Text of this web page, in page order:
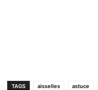
TAGS aisselles astuce